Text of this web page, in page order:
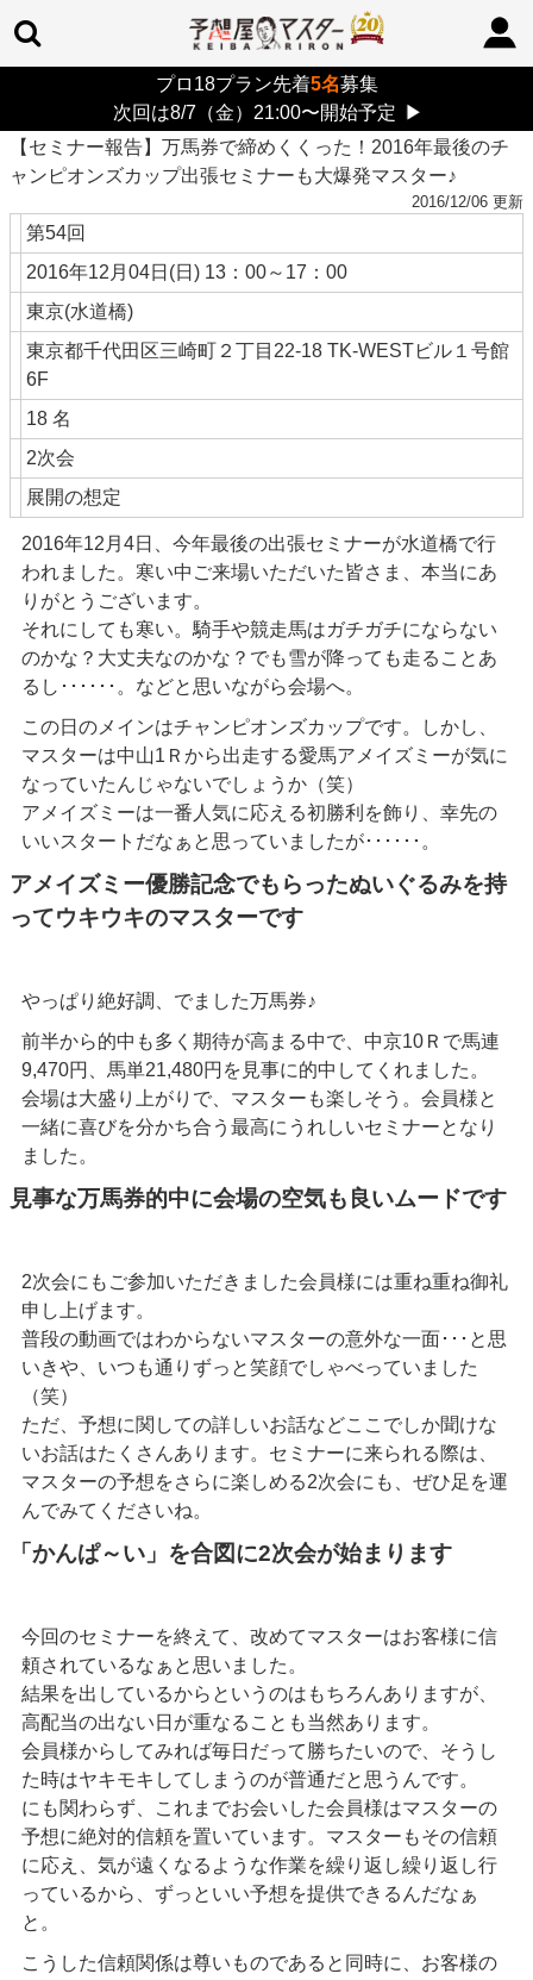
プロ18プラン先着5名募集
次回は8/7（金）21:00〜開始予定
▶
> 【セミナー報告】万馬券で締めくくった！2016年最後のチャンピオンズ
カップ出張セミナーも大爆発マスター♪
【セミナー報告】万馬券で締めくくった！2016年最後のチ
ャンピオンズカップ出張セミナーも大爆発マスター♪
2016/12/06 更新
第54回
2016年12月04日(日) 13：00～17：00
東京(水道橋)
東京都千代田区三崎町２丁目22-18 TK-WESTビル１号館
6F
18 名
2次会
展開の想定
2016年12月4日、今年最後の出張セミナーが水道橋で行
われました。寒い中ご来場いただいた皆さま、本当にあ
りがとうございます。
それにしても寒い。騎手や競走馬はガチガチにならない
のかな？大丈夫なのかな？でも雪が降っても走ることあ
るし･･････。などと思いながら会場へ。
この日のメインはチャンピオンズカップです。しかし、
マスターは中山1Ｒから出走する愛馬アメイズミーが気に
なっていたんじゃないでしょうか（笑）
アメイズミーは一番人気に応える初勝利を飾り、幸先の
いいスタートだなぁと思っていましたが･･････。
アメイズミー優勝記念でもらったぬいぐるみを持
ってウキウキのマスターです
やっぱり絶好調、でました万馬券♪
前半から的中も多く期待が高まる中で、中京10Ｒで馬連
9,470円、馬単21,480円を見事に的中してくれました。
会場は大盛り上がりで、マスターも楽しそう。会員様と
一緒に喜びを分かち合う最高にうれしいセミナーとなり
ました。
見事な万馬券的中に会場の空気も良いムードです
2次会にもご参加いただきました会員様には重ね重ね御礼
申し上げます。
普段の動画ではわからないマスターの意外な一面･･･と思
いきや、いつも通りずっと笑顔でしゃべっていました
（笑）
ただ、予想に関しての詳しいお話などここでしか聞けな
いお話はたくさんあります。セミナーに来られる際は、
マスターの予想をさらに楽しめる2次会にも、ぜひ足を運
んでみてくださいね。
「かんぱ～い」を合図に2次会が始まります
今回のセミナーを終えて、改めてマスターはお客様に信
頼されているなぁと思いました。
結果を出しているからというのはもちろんありますが、
高配当の出ない日が重なることも当然あります。
会員様からしてみれば毎日だって勝ちたいので、そうし
た時はヤキモキしてしまうのが普通だと思うんです。
にも関わらず、これまでお会いした会員様はマスターの
予想に絶対的信頼を置いています。マスターもその信頼
に応え、気が遠くなるような作業を繰り返し繰り返し行
っているから、ずっといい予想を提供できるんだなぁ
と。
こうした信頼関係は尊いものであると同時に、お客様の